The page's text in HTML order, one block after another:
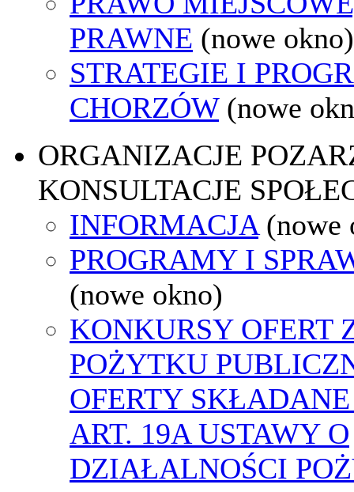
PRAWNE (nowe okno)
STRATEGIE I
CHORZÓW (nowe
ORGANIZACJE
KONSULTACJE
INFORMACJA (nowe
PROGRAMY I
(nowe okno)
KONKURSY OFERT
POŻYTKU
OFERTY
ART. 19A USTAWY O
DZIAŁALNOŚCI